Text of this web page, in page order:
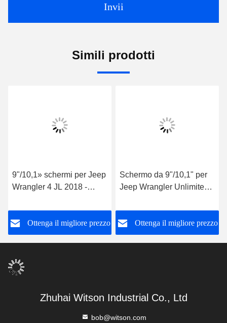
Invii
Simili prodotti
9"/10,1» schermi per Jeep
Wrangler 4 JL 2018 -
GPS CarPlay di
multimedia
dell'automobile
Ottenga il migliore prezzo
Schermo da 9"/10,1" per
Jeep Wrangler Unlimited
Multimedia Stereo
Ottenga il migliore prezzo
Zhuhai Witson Industrial Co., Ltd
bob@witson.com